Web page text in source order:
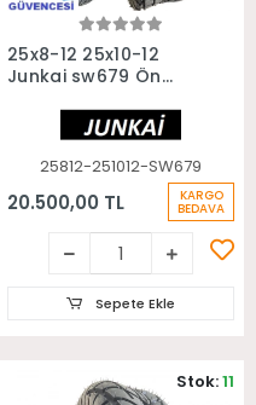
Sepete Ekle
25x8-12 25x10-12
Junkai sw679 Ön
Yol Atv Utv Lastiği
25812-251012-SW679
20.500,00 TL KARGO
BEDAVA
Sepete Ekle
Stok:11